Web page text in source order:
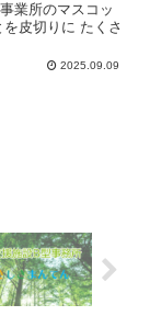
業所のマスコッ
皮切りに たくさ
2025.09.09